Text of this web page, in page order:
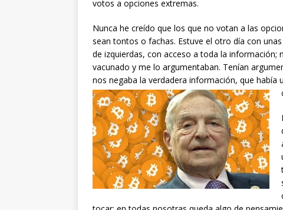
votos a opciones extremas.
Nunca he creído que los que no votan a las
sean tontos o fachas. Estuve el otro día con
de izquierdas, con acceso a toda la
vacunado y me lo argumentaban. Tenían
nos negaba la verdadera información, que había